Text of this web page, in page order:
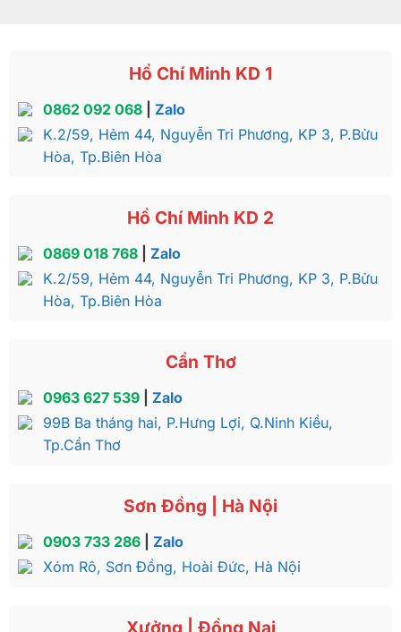
Hồ Chí Minh KD 1
0862 092 068| Zalo
K.2/59, Hẻm 44, Nguyễn Tri Phương, KP 3, P.Bửu
Hòa, Tp.Biên Hòa
Hồ Chí Minh KD 2
0869 018 768| Zalo
K.2/59, Hẻm 44, Nguyễn Tri Phương, KP 3, P.Bửu
Hòa, Tp.Biên Hòa
Cần Thơ
0963 627 539| Zalo
99B Ba tháng hai, P.Hưng Lợi, Q.Ninh Kiều,
Tp.Cần Thơ
Sơn Đồng | Hà Nội
0903 733 286| Zalo
Xóm Rô, Sơn Đồng, Hoài Đức, Hà Nội
Xưởng | Đồng Nai